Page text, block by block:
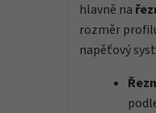
hlavně na
rozměr
napěťový